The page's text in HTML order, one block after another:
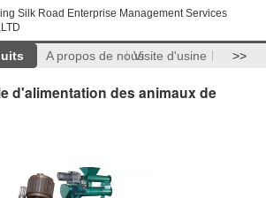
Silk Road Enterprise Management Services
A propos de nousVisite d'usine >>
d'alimentation des animaux de